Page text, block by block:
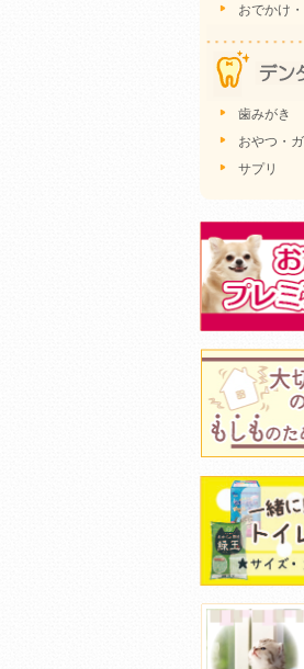
おでかけ
歯みがき
おやつ・
サプリ